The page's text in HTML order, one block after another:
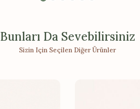
Bunları Da Sevebilirsiniz
Sizin Için Seçilen Diğer Ürünler